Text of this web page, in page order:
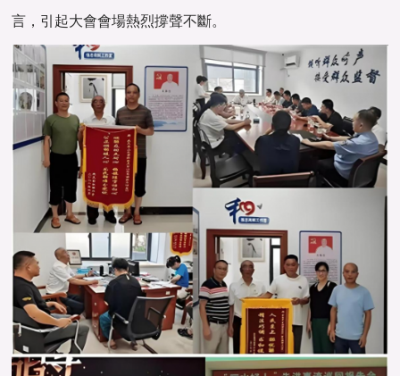
言，引起大會會場熱烈撐聲不斷。